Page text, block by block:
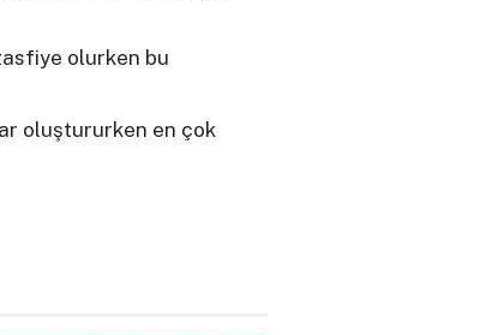
olurken bu
oluştururken en çok